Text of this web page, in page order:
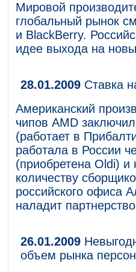
Мировой
глобальный рынок
и BlackBerry.
идее выхода на
28.01.2009 Ставка
Американский
чипов AMD
(работает в
работала в России
(приобретена Oldi) и
количеству
российского офиса
наладит
26.01.2009
объем рынка